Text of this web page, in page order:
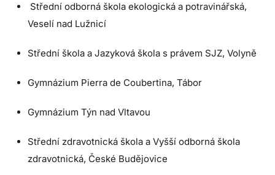
Střední odborná škola ekologická a potravinářská,
Veselí nad Lužnicí
Střední škola a Jazyková škola s právem SJZ, Volyně
Gymnázium Pierra de Coubertina, Tábor
Gymnázium Týn nad Vltavou
Střední zdravotnická škola a Vyšší odborná škola
zdravotnická, České Budějovice